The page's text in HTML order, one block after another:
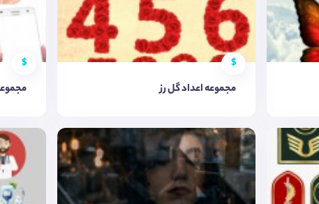
$
مجموعه اعداد گل رز
$